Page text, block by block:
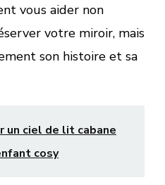
vous aider non
votre miroir, mais
son histoire et sa
un ciel de lit cabane
cosy